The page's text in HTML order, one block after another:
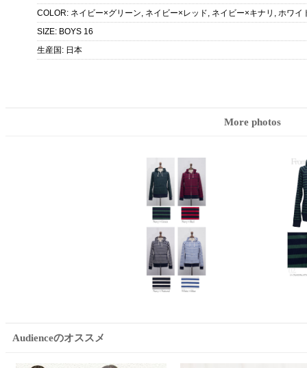
COLOR: ネイビー×グリーン, ネイビー×レッド, ネイビー×キナリ, ホワイ
SIZE: BOYS 16
生産国: 日本
More photos
Audienceのオススメ